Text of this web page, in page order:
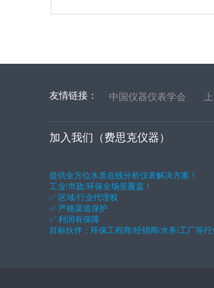
加入我们（费思克仪器）
提供全方位水质在线分析仪表解决方案！
工业/市政/环保全场景覆盖！
✅ 区域/行业代理权
✅ 严格渠道保护
✅ 利润有保障
目标伙伴：环保工程商/经销商/水务/工厂等行
友情链接： 中国仪器仪表学会